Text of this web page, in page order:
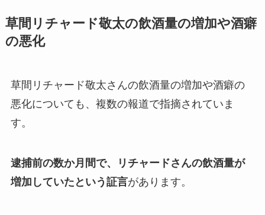
草間リチャード敬太の飲酒量の増加や酒癖
の悪化
草間リチャード敬太さんの飲酒量の増加や酒癖の
悪化についても、複数の報道で指摘されていま
す。
逮捕前の数か月間で、リチャードさんの飲酒量が
増加していたという証言があります。